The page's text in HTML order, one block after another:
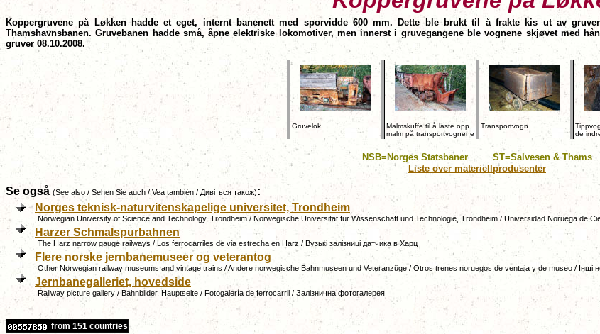
Koppergruvene på Løkken hadde et eget, internt banenett med sporvidde 600 mm. Dette ble brukt til å frakte kis ut av
Thamshavnsbanen. Gruvebanen hadde små, åpne elektriske lokomotiver, men innerst i gruvegangene ble vognene skjøvet med
gruver 08.10.2008.
Gruvelok
Malmskuffe til å laste opp
malm på transportvognene
Transportvogn
de
NSB= Norges Statsbaner ST=Salvesen & Thams
Liste over materiellprodusenter
Se også (See also / Sehen Sie auch / Vea también / Дивіться також):
Norges teknisk-naturvitenskapelige universitet, Trondheim
Norwegian University of Science and Technology, Trondheim / Norwegische Universität für Wissenschaft und Technologie, Trondheim / Universidad Noruega de
Harzer Schmalspurbahnen
The Harz narrow gauge railways / Los ferrocarriles de via estrecha en Harz / Вузькі залізниці датчика в Харц
Flere norske jernbanemuseer og veterantog
Other Norwegian railway museums and vintage trains / Andere norwegische Bahnmuseen und Veteranzüge / Otros trenes noruegos de ventaja y de museo / Інші
Jernbanegalleriet, hovedside
Railway picture gallery / Bahnbilder, Hauptseite / Fotogalería de ferrocarril / Залізничнафотогалерея
from 151 countries